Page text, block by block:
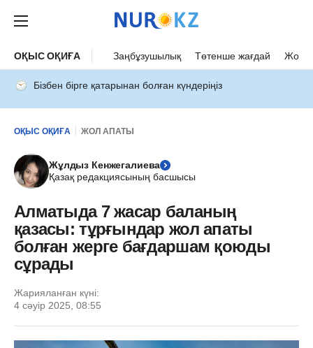
ОҚЫС ОҚИҒА Заңбұзушылық Төтенше жағдай Жол
Бізбен бірге қатарынан болған күндеріңіз
ОҚЫС ОҚИҒА ЖОЛ АПАТЫ
Жұлдыз Кенжегалиева
Қазақ редакциясының басшысы
Алматыда 7 жасар баланың
қазасы: тұрғындар жол апаты
болған жерге бағдаршам қоюды
сұрады
Жарияланған күні:
4 сәуір 2025, 08:55